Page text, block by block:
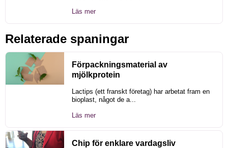
Läs mer
Relaterade spaningar
Förpackningsmaterial av
mjölkprotein
Lactips (ett franskt företag) har arbetat fram en
bioplast, något de a...
Läs mer
Chip för enklare vardagsliv